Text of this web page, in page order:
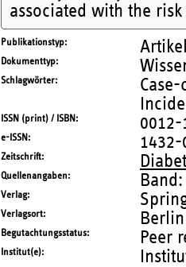
associated with the
Publikationstyp
Dokumenttyp
Schlagwörter
ISSN (print) / ISBN 0012-
e-ISSN 1432-
Zeitschrift
Quellenangaben
Verlag
Verlagsort
Begutachtungsstatus Peer
Institut(e)